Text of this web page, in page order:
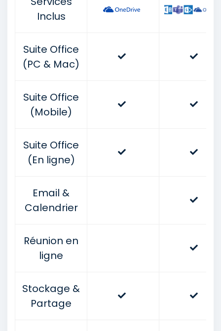
Inclus
Suite Office
(PC & Mac)
Suite Office
(Mobile)
Suite Office
(En ligne)
Email &
Calendrier
Réunion en
ligne
Stockage &
Partage